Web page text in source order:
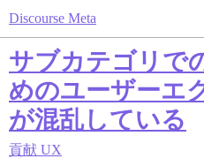
Discourse Meta
サブカテゴリで
めのユーザーエ
が混乱している
貢献 UX